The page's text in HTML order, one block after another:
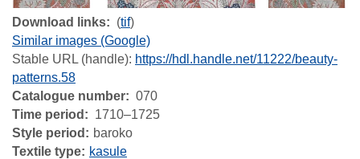
Download links (tif)
Similar images (Google)
Stable URL (handle): https://hdl.handle.net/11222/beauty-
patterns.58
Catalogue number
070
Time period
1710–1725
Style period
baroko
Textile type
kasule